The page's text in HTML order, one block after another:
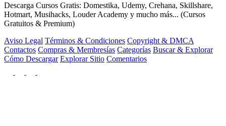
Descarga Cursos Gratis: Domestika, Udemy, Crehana, Skillshare,
Hotmart, Musihacks, Louder Academy y mucho más... (Cursos
Gratuitos & Premium)
Aviso Legal Términos & Condiciones Copyright & DMCA
Contactos Compras & Membresías Categorías Buscar & Explorar
Cómo Descargar Explorar Sitio Comentarios